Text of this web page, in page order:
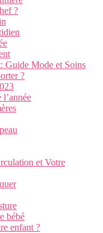
?
Guide Mode et Soins
?
et Votre
bébé
enfant ?